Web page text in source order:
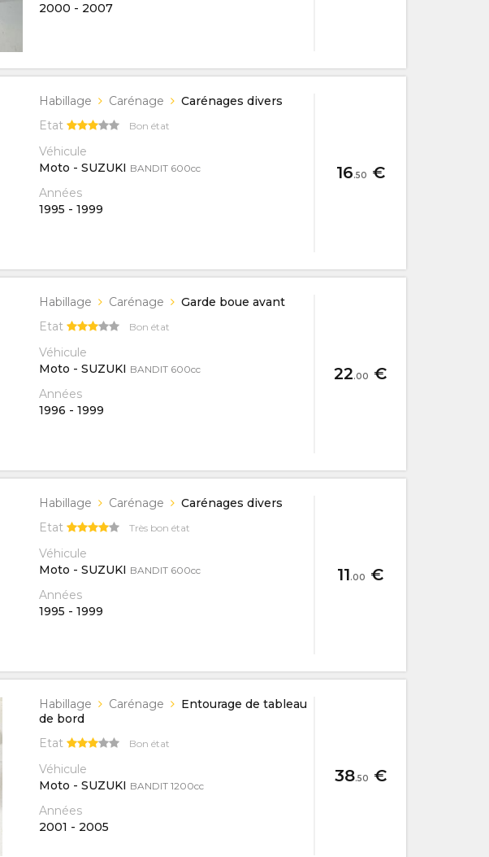
2000 - 2007
16.50 €
Habillage Carénage
Carénages divers
Etat
Bon état
Véhicule
Moto - SUZUKI BANDIT 600cc
Années
1995 - 1999
22.00 €
Habillage Carénage
Garde boue avant
Etat
Bon état
Véhicule
Moto - SUZUKI BANDIT 600cc
Années
1996 - 1999
11.00 €
Habillage Carénage
Carénages divers
Etat
Très bon état
Véhicule
Moto - SUZUKI BANDIT 600cc
Années
1995 - 1999
38.50 €
Habillage Carénage
Entourage de tableau
de bord
Etat
Bon état
Véhicule
Moto - SUZUKI BANDIT 1200cc
Années
2001 - 2005